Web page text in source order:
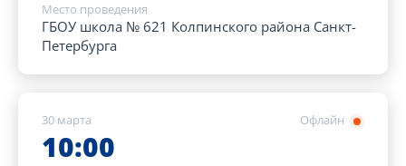
Место проведения
ГБОУ школа № 621 Колпинского района Санкт-
Петербурга
Офлайн
30 марта
10:00